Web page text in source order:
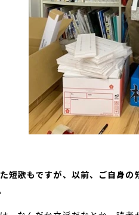
た短歌もですが、以前、ご自身